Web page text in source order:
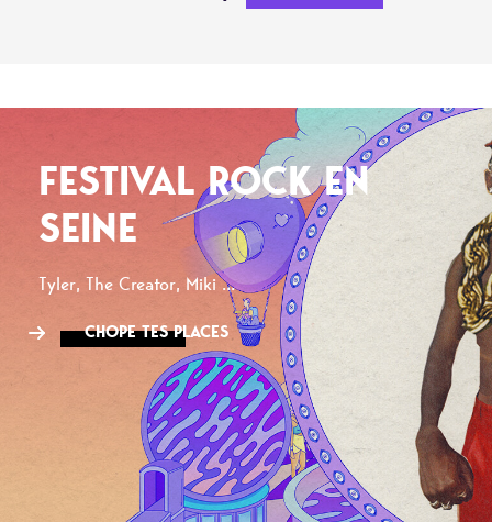
FESTIVAL ROCK EN
SEINE
Tyler, The Creator, Miki ...
CHOPE TES PLACES